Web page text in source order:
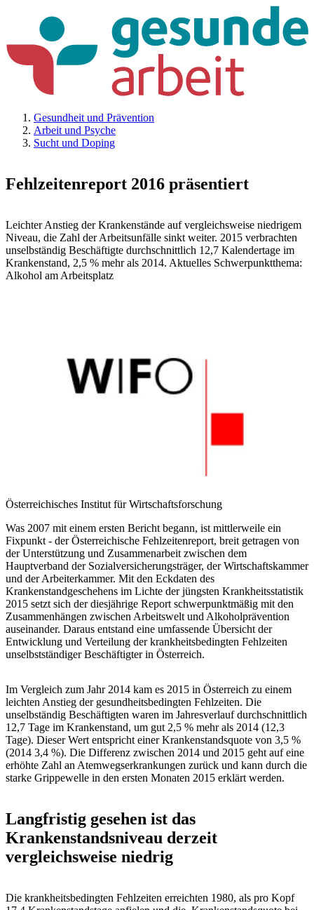
Gesundheit und Prävention
Arbeit und Psyche
Sucht und Doping
Fehlzeitenreport 2016 präsentiert
Leichter Anstieg der Krankenstände auf vergleichsweise niedrigem
Niveau, die Zahl der Arbeitsunfälle sinkt weiter. 2015 verbrachten
unselbständig Beschäftigte durchschnittlich 12,7 Kalendertage im
Krankenstand, 2,5 % mehr als 2014. Aktuelles Schwerpunktthema:
Alkohol am Arbeitsplatz
Österreichisches Institut für Wirtschaftsforschung
Was 2007 mit einem ersten Bericht begann, ist mittlerweile ein
Fixpunkt - der Österreichische Fehlzeitenreport, breit getragen von
der Unterstützung und Zusammenarbeit zwischen dem
Hauptverband der Sozialversicherungsträger, der Wirtschaftskammer
und der Arbeiterkammer. Mit den Eckdaten des
Krankenstandgeschehens im Lichte der jüngsten Krankheitsstatistik
2015 setzt sich der diesjährige Report schwerpunktmäßig mit den
Zusammenhängen zwischen Arbeitswelt und Alkoholprävention
auseinander. Daraus entstand eine umfassende Übersicht der
Entwicklung und Verteilung der krankheitsbedingten Fehlzeiten
unselbstständiger Beschäftigter in Österreich.
Im Vergleich zum Jahr 2014 kam es 2015 in Österreich zu einem
leichten Anstieg der gesundheitsbedingten Fehlzeiten. Die
unselbständig Beschäftigten waren im Jahresverlauf durchschnittlich
12,7 Tage im Krankenstand, um gut 2,5 % mehr als 2014 (12,3
Tage). Dieser Wert entspricht einer Krankenstandsquote von 3,5 %
(2014 3,4 %). Die Differenz zwischen 2014 und 2015 geht auf eine
erhöhte Zahl an Atemwegserkrankungen zurück und kann durch die
starke Grippewelle in den ersten Monaten 2015 erklärt werden.
Langfristig gesehen ist das
Krankenstandsniveau derzeit
vergleichsweise niedrig
Die krankheitsbedingten Fehlzeiten erreichten 1980, als pro Kopf